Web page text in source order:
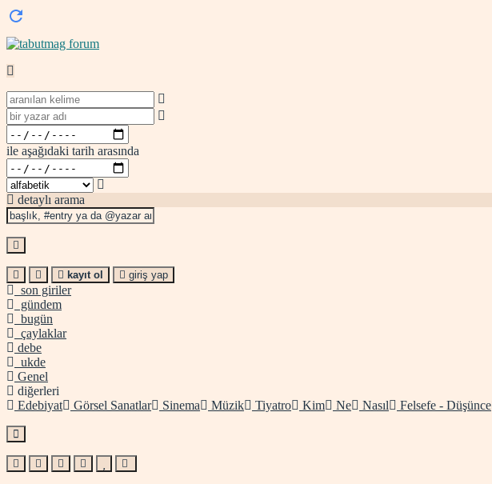
ile aşağıdaki tarih arasında
detaylı arama
kayıt ol giriş yap
son giriler
gündem
bugün
çaylaklar
debe
ukde
Genel
diğerleri
Edebiyat
Görsel Sanatlar Sinema Müzik Tiyatro Kim Ne Nasıl Felsefe - Düşünce